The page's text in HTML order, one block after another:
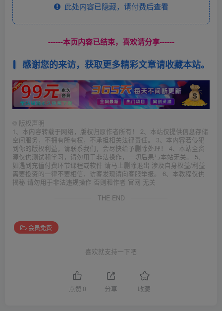
此处内容已隐藏，请付费后查看
------本页内容已结束，喜欢请分享------
感谢您的来访，获取更多精彩文章请收藏本站。
© 版权声明
1、本内容转载于网络，版权归原作者所有！ 2、本站仅提供信息存储
空间服务，不拥有所有权，不承担相关法律责任。 3、本内容若侵犯
到你的版权利益，请联系我们，会尽快给予删除处理！ 4、本站全资
源仅供测试和学习，请勿用于非法操作，一切后果与本站无关。 5、
如遇到充值付费环节课程或软件 请马上删除退出 涉及自身权益/利益
需要投资的一律不要相信，访客发现请向客服举报。 6、本教程仅供
揭秘 请勿用于非法违规操作 否则和作者 官网 无关
THE END
会员免费
喜欢就支持一下吧
点赞 0 分享 收藏